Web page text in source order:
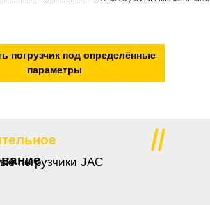
погрузчик под определённые
параметры
погрузчики JAC